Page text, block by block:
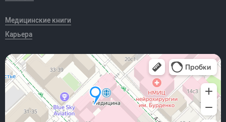
Медицинские книги
Карьера